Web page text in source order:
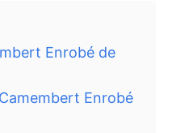
Enrobé de
Enrobé